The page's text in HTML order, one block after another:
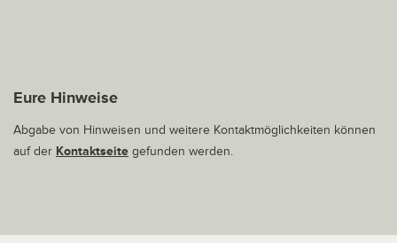
Eure Hinweise
Abgabe von Hinweisen und weitere Kontaktmöglichkeiten können
auf der Kontaktseite gefunden werden.